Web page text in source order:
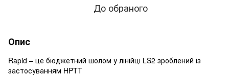
До обраного
Опис
Rapid – це бюджетний шолом у лінійці LS2 зроблений із
застосуванням HPTT